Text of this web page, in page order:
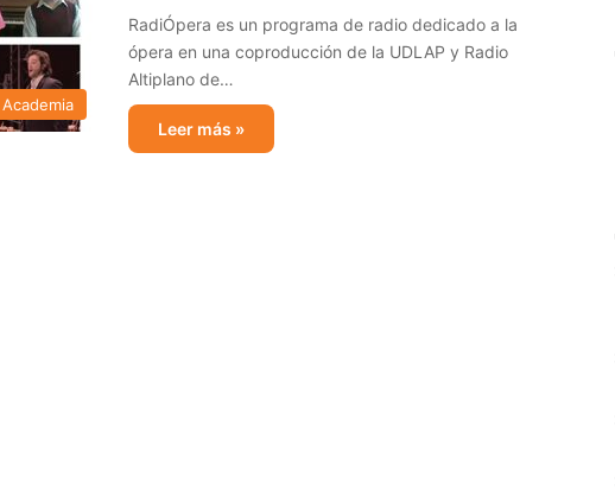
Academia
RadiÓpera es un programa de radio dedicado a la
ópera en una coproducción de la UDLAP y Radio
Altiplano de…
Leer más »